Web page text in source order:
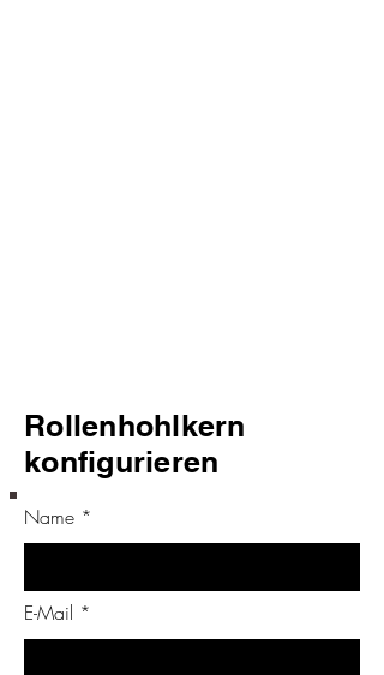
Rollenhohlkern
konfigurieren
Name
E-Mail